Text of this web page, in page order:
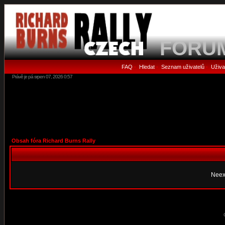
FAQ • Hledat• Seznam uživatelů•
Právě je pá srpen 07, 2026 0:57
Obsah fóra Richard Burns Rally